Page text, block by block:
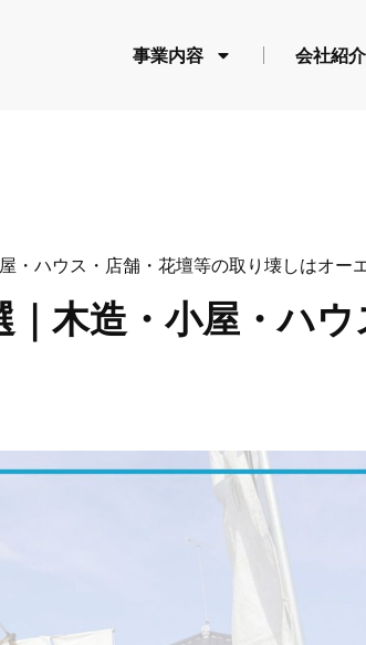
事業内容 会社紹介
・ハウス・店舗・花壇等の取り壊しはオー
木造・小屋・ハ